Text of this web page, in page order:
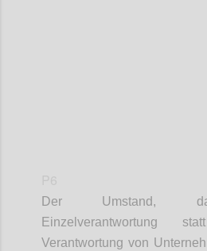
Der Umstand,
Einzelverantwortung
Verantwortung von